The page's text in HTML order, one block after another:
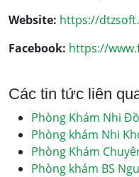
Website: https://
Facebook: https://
Các tin tức liên
Phòng Khám Nhi
Phòng khám Nhi
Phòng Khám
Phòng khám BS